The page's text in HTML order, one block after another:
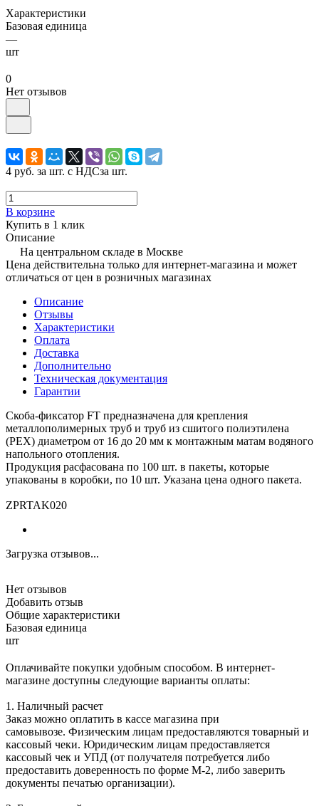
Характеристики
Базовая единица
—
шт
0
Нет отзывов
4 руб. за шт. с НДСза шт.
В корзине
Купить в 1 клик
Описание
На центральном складе в Москве
Цена действительна только для интернет-магазина и может
отличаться от цен в розничных магазинах
Описание
Отзывы
Характеристики
Оплата
Доставка
Дополнительно
Техническая документация
Гарантии
Скоба-фиксатор FT предназначена для крепления
металлополимерных труб и труб из сшитого полиэтилена
(РЕХ) диаметром от 16 до 20 мм к монтажным матам водяного
напольного отопления.
Продукция расфасована по 100 шт. в пакеты, которые
упакованы в коробки, по 10 шт. Указана цена одного пакета.
ZPRTAK020
Загрузка отзывов...
Нет отзывов
Добавить отзыв
Общие характеристики
Базовая единица
шт
Оплачивайте покупки удобным способом. В интернет-
магазине доступны следующие варианты оплаты:
1. Наличный расчет
Заказ можно оплатить в кассе магазина при
самовывозе. Физическим лицам предоставляются товарный и
кассовый чеки. Юридическим лицам предоставляется
кассовый чек и УПД (от получателя потребуется либо
предоставить доверенность по форме М-2, либо заверить
документы печатью организации).